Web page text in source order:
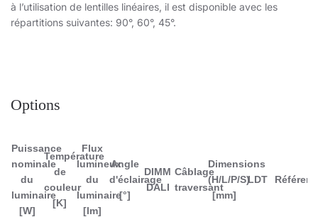
à l’utilisation de lentilles linéaires, il est disponible avec les
répartitions suivantes: 90°, 60°, 45°.
production, les installations sportives. Le luminaire qui convient
à la fois pour les nouvelles applications ainsi que pour
remplacer les luminaires fluorescents traditionnels par des
solutions à LED économes en énergie.
Options
Puissance
nominale
du
luminaire
[W]
Température
de
couleur
[K]
Flux
lumineux
du
luminaire
[lm]
Angle
d'éclairage
[°]
DIMM
DALI
Câblage
traversant
Dimensions
(H/L/P/S)
[mm]
LDT